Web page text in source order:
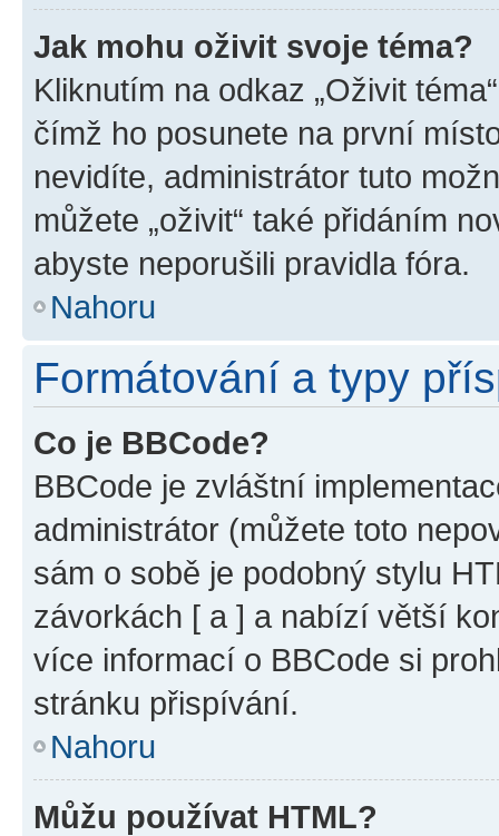
Jak mohu oživit svoje téma?
Kliknutím na odkaz „Oživit
čímž ho posunete na první
nevidíte, administrátor tuto
můžete „oživit“ také přidáním
abyste neporušili pravidla fóra.
Nahoru
Formátování a typy
Co je BBCode?
BBCode je zvláštní
administrátor (můžete toto
sám o sobě je podobný stylu
závorkách [ a ] a nabízí větší
více informací o BBCode si
stránku přispívání.
Nahoru
Můžu používat HTML?